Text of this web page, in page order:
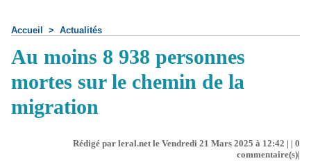
Accueil > Actualités
Au moins 8 938 personnes
mortes sur le chemin de la
migration
Rédigé par leral.net le Vendredi 21 Mars 2025 à 12:42 | | 0
commentaire(s)|